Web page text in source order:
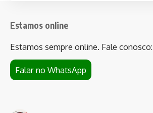
Estamos online
Estamos sempre online. Fale conosco:
Falar no WhatsApp